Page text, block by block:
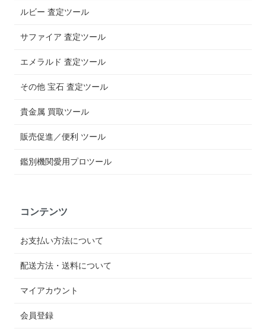
ルビー 査定ツール
サファイア 査定ツール
エメラルド 査定ツール
その他 宝石 査定ツール
貴金属 買取ツール
販売促進／便利 ツール
鑑別機関愛用プロツール
コンテンツ
お支払い方法について
配送方法・送料について
マイアカウント
会員登録